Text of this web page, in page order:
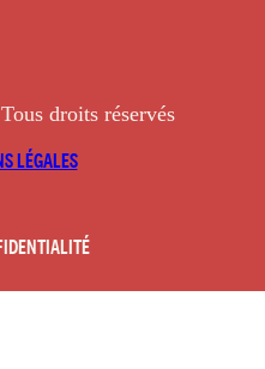
droits réservés
LÉGALES